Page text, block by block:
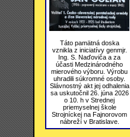
Táto pamätná doska
vznikla z iniciatívy genmjr.
Ing. S. Naďoviča a za
účasti Medzinárodného
mierového výboru. Výrobu
uhradili súkromné osoby.
Slávnostný akt jej odhalenia
sa uskutočnil 26. júna 2026
o 10. h v Strednej
priemyselnej škole
Strojníckej na Fajnorovom
nábreží v Bratislave.